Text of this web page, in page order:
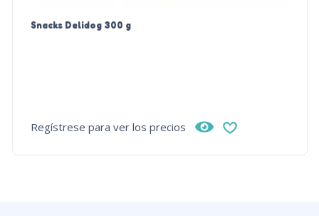
Snacks Delidog 300 g
Regístrese para ver los precios